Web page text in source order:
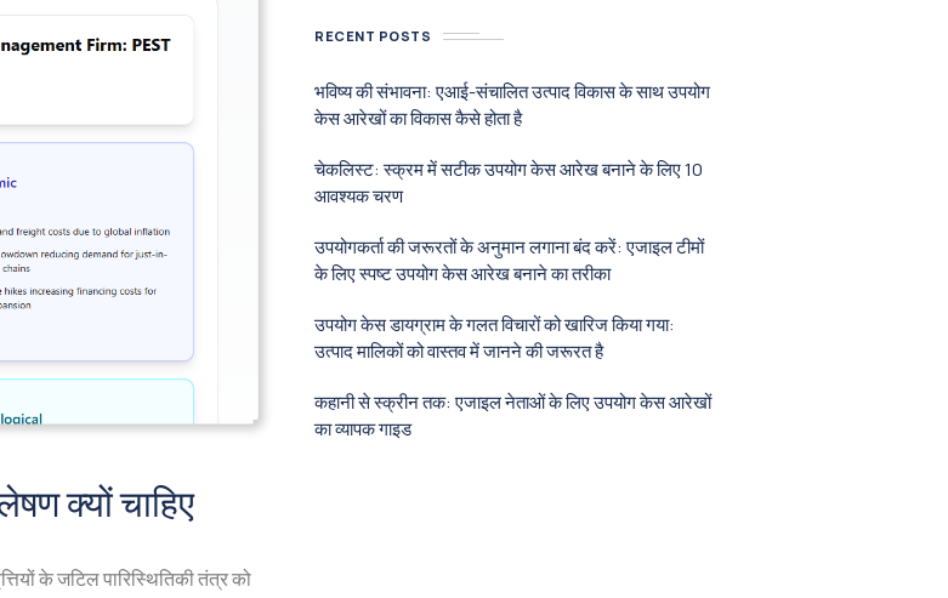
क्यों चाहिए
के जटिल पारिस्थितिकी तंत्र को
RECENT POSTS
भविष्य की संभावना: एआई-संचालित उत्पाद विकास के साथ उपयोग
केस आरेखों का विकास कैसे होता है
चेकलिस्ट: स्क्रम में सटीक उपयोग केस आरेख बनाने के लिए 10
आवश्यक चरण
उपयोगकर्ता की जरूरतों के अनुमान लगाना बंद करें: एजाइल टीमों
के लिए स्पष्ट उपयोग केस आरेख बनाने का तरीका
उपयोग केस डायग्राम के गलत विचारों को खारिज किया गया:
उत्पाद मालिकों को वास्तव में जानने की जरूरत है
कहानी से स्क्रीन तक: एजाइल नेताओं के लिए उपयोग केस आरेखों
का व्यापक गाइड